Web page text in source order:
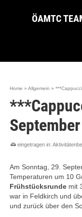
ÖAMTC
Home » Allgemein »
eingetragen in:
Am Sonntag, 29.
Temperaturen um 10
Frühstücksrunde mit
war in Feldkirch und
und zurück über den